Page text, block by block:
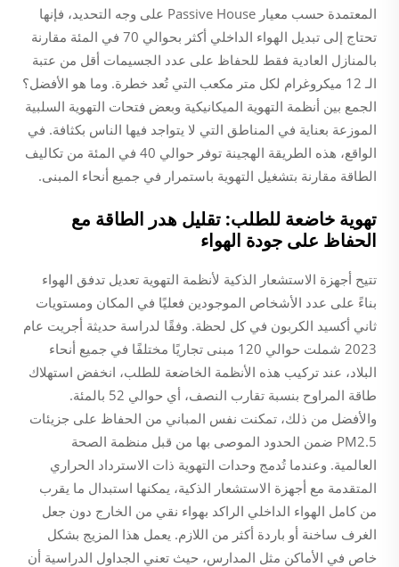
المعتمدة حسب معيار Passive House على وجه التحديد، فإنها
تحتاج إلى تبديل الهواء الداخلي أكثر بحوالي 70 في المئة مقارنة
بالمنازل العادية فقط للحفاظ على عدد الجسيمات أقل من عتبة
الـ 12 ميكروغرام لكل متر مكعب التي تُعد خطرة. وما هو الأفضل؟
الجمع بين أنظمة التهوية الميكانيكية وبعض فتحات التهوية السلبية
الموزعة بعناية في المناطق التي لا يتواجد فيها الناس بكثافة. في
الواقع، هذه الطريقة الهجينة توفر حوالي 40 في المئة من تكاليف
الطاقة مقارنة بتشغيل التهوية باستمرار في جميع أنحاء المبنى.
تهوية خاضعة للطلب: تقليل هدر الطاقة مع
الحفاظ على جودة الهواء
تتيح أجهزة الاستشعار الذكية لأنظمة التهوية تعديل تدفق الهواء
بناءً على عدد الأشخاص الموجودين فعليًا في المكان ومستويات
ثاني أكسيد الكربون في كل لحظة. وفقًا لدراسة حديثة أجريت عام
2023 شملت حوالي 120 مبنى تجاريًا مختلفًا في جميع أنحاء
البلاد، عند تركيب هذه الأنظمة الخاضعة للطلب، انخفض استهلاك
طاقة المراوح بنسبة تقارب النصف، أي حوالي 52 بالمئة.
والأفضل من ذلك، تمكنت نفس المباني من الحفاظ على جزيئات
PM2.5 ضمن الحدود الموصى بها من قبل منظمة الصحة
العالمية. وعندما تُدمج وحدات التهوية ذات الاسترداد الحراري
المتقدمة مع أجهزة الاستشعار الذكية، يمكنها استبدال ما يقرب
من كامل الهواء الداخلي الراكد بهواء نقي من الخارج دون جعل
الغرف ساخنة أو باردة أكثر من اللازم. يعمل هذا المزيج بشكل
خاص في الأماكن مثل المدارس، حيث تعني الجداول الدراسية أن